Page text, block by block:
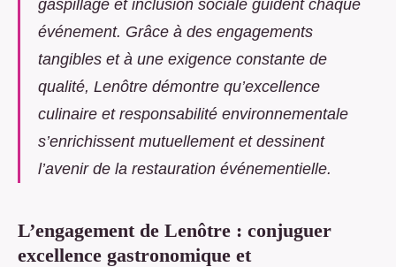
gaspillage et inclusion sociale guident chaque
événement. Grâce à des engagements
tangibles et à une exigence constante de
qualité, Lenôtre démontre qu’excellence
culinaire et responsabilité environnementale
s’enrichissent mutuellement et dessinent
l’avenir de la restauration événementielle.
L’engagement de Lenôtre : conjuguer
excellence gastronomique et